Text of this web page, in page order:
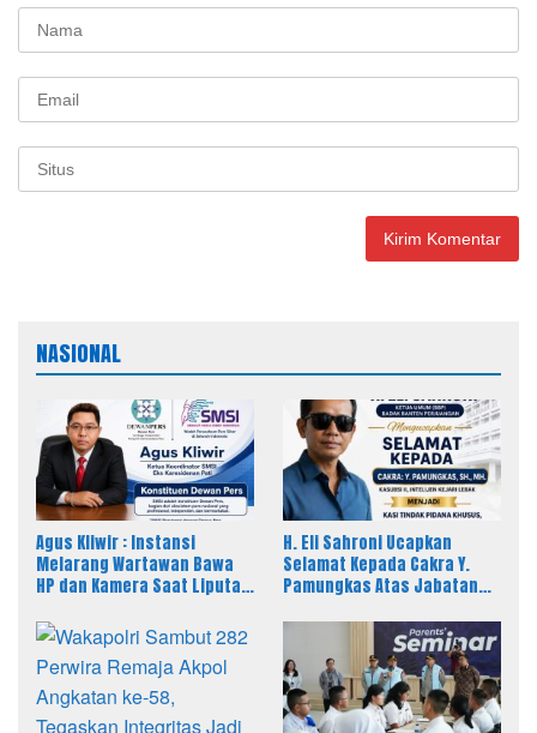
NASIONAL
Agus Kliwir : Instansi
Melarang Wartawan Bawa
HP dan Kamera Saat Liputan
Pers
H. Eli Sahroni Ucapkan
Selamat Kepada Cakra Y.
Pamungkas Atas Jabatan
Timor Tengah Utara